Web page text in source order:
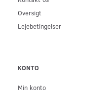
Oversigt
Lejebetingelser
KONTO
Min konto